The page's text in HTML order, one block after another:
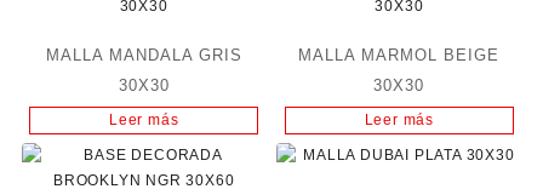
MALLA MANDALA GRIS
30X30
Leer más
MALLA MARMOL BEIGE
30X30
Leer más